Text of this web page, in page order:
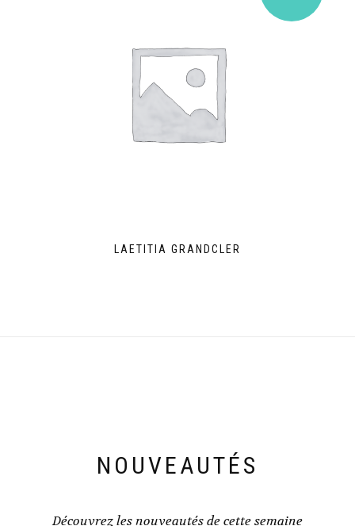
LAETITIA GRANDCLER
NOUVEAUTÉS
Découvrez les nouveautés de cette semaine